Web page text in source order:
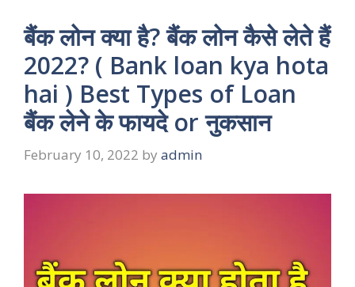
बैंक लोन क्या है? बैंक लोन कैसे लेते हैं
2022? ( Bank loan kya hota
hai ) Best Types of Loan
बैंक लेने के फायदे or नुकसान
February 10, 2022 by admin